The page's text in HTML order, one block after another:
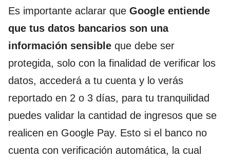
Es importante aclarar que Google entiende
que tus datos bancarios son una
información sensible que debe ser
protegida, solo con la finalidad de verificar los
datos, accederá a tu cuenta y lo verás
reportado en 2 o 3 días, para tu tranquilidad
puedes validar la cantidad de ingresos que se
realicen en Google Pay. Esto si el banco no
cuenta con verificación automática, la cual